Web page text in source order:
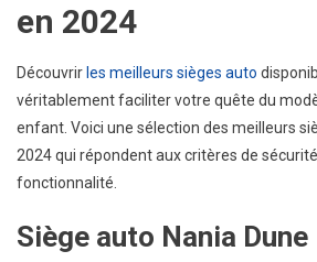
en 2024
Découvrirles meilleurs sièges auto
véritablement faciliter votre quête du
enfant. Voici une sélection des meilleurs
2024 qui répondent aux critères de
fonctionnalité.
Siège auto Nania Dune